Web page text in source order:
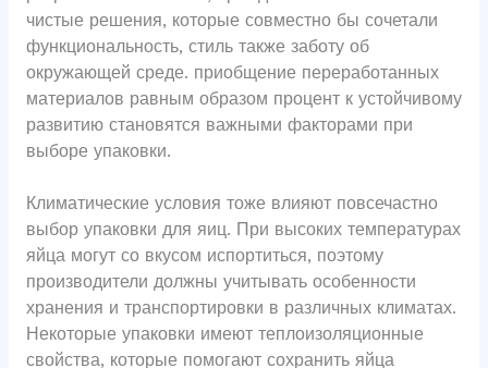
чистые решения, которые совместно бы сочетали
функциональность, стиль также заботу об
окружающей среде. приобщение переработанных
материалов равным образом процент к устойчивому
развитию становятся важными факторами при
выборе упаковки.
Климатические условия тоже влияют повсечастно
выбор упаковки для яиц. При высоких температурах
яйца могут со вкусом испортиться, поэтому
производители должны учитывать особенности
хранения и транспортировки в различных климатах.
Некоторые упаковки имеют теплоизоляционные
свойства, которые помогают сохранить яйца